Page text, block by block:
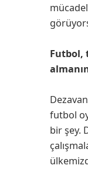
Futbol,
futbol
bir şey.